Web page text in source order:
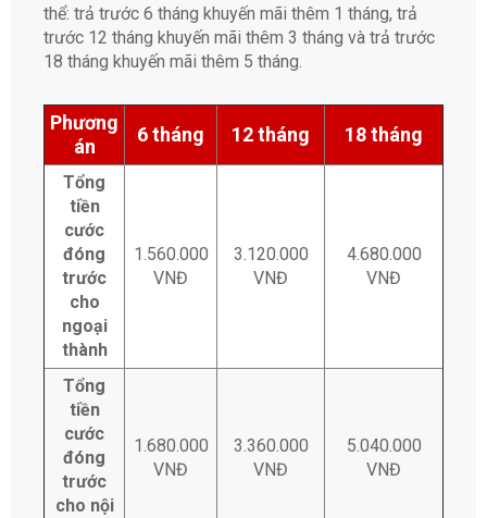
thể: trả trước 6 tháng khuyến mãi thêm 1 tháng, trả
trước 12 tháng khuyến mãi thêm 3 tháng và trả trước
18 tháng khuyến mãi thêm 5 tháng.
Phương
án
6 tháng 12 tháng 18 tháng
Tổng
tiền
cước
đóng
trước
cho
ngoại
thành
1.560.000
VNĐ
3.120.000
VNĐ
4.680.000
VNĐ
Tổng
tiền
cước
đóng
trước
cho nội
1.680.000
VNĐ
3.360.000
VNĐ
5.040.000
VNĐ